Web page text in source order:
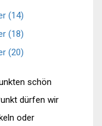
schön
dürfen wir
oder